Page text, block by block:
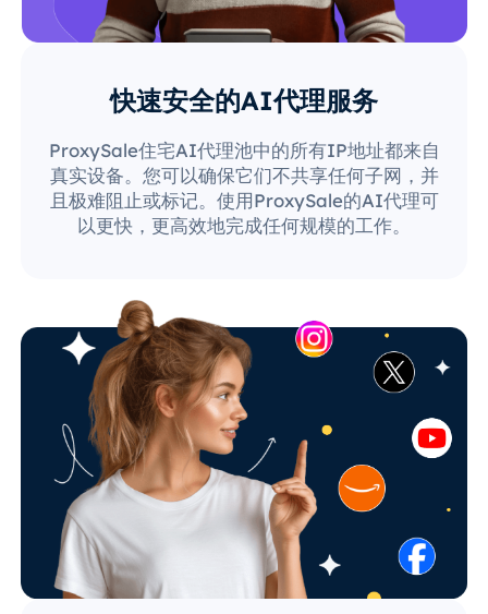
快速安全的AI代理服务
ProxySale住宅AI代理池中的所有IP地址都来自
真实设备。您可以确保它们不共享任何子网，并
且极难阻止或标记。使用ProxySale的AI代理可
以更快，更高效地完成任何规模的工作。